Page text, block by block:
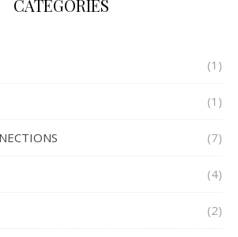
CATEGORIES
(1)
(1)
(7)
(4)
(2)